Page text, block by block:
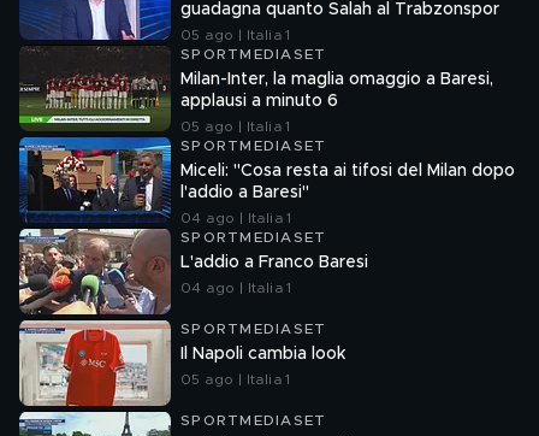
guadagna quanto Salah al Trabzonspor
05 ago | Italia 1
SPORTMEDIASET
Milan-Inter, la maglia omaggio a Baresi,
applausi a minuto 6
05 ago | Italia 1
SPORTMEDIASET
Miceli: "Cosa resta ai tifosi del Milan dopo
l'addio a Baresi"
04 ago | Italia 1
SPORTMEDIASET
L'addio a Franco Baresi
04 ago | Italia 1
SPORTMEDIASET
Il Napoli cambia look
05 ago | Italia 1
SPORTMEDIASET